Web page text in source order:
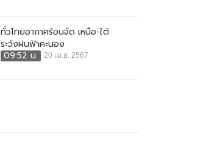
ทั่วไทยอากาศร้อนจัด เหนือ-ใต้
ระวังฝนฟ้าคะนอง
09:52 น.
20 เม.ย. 2567